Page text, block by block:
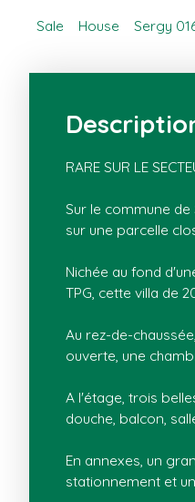
Sale House Sergy
RARE SUR LE
Sur le commune de
sur une parcelle
Nichée au fond
TPG, cette villa de
Au rez-de-
ouverte, une
A l'étage, trois
douche, balcon,
En annexes, un
stationnement et